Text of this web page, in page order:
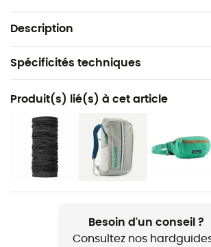
Description
Poids : 306 g
Spécificités techniques
Recommandé pour
Randonnée / Lifestyle
Genre
Femme
Poids
Nom du produit
Produit(s) lié(s) à cet article
Besoin d'un conseil ?
Consultez nos